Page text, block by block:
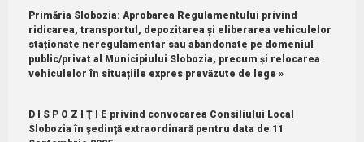
Primăria Slobozia: Aprobarea Regulamentului privind
ridicarea, transportul, depozitarea și eliberarea vehiculelor
staționate neregulamentar sau abandonate pe domeniul
public/privat al Municipiului Slobozia, precum și relocarea
vehiculelor în situațiile expres prevăzute de lege »
D I S P O Z I Ţ I E privind convocarea Consiliului Local
Slobozia în şedinţă extraordinară pentru data de 11